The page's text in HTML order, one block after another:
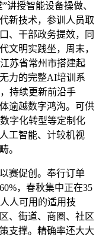
授智能设备操做、
新技术，参训人员取
、干部政务提效，同
文明实践坐，周末，
苏省常州市搭建起
力的完整AI培训系
持续更新前沿手
逾越数字鸿沟。可供
字化转型等定制化
工智能、计较机视
。
赛促创。奉行订单
，春秋集中正在35
人可用的适用技
、街道、商圈、社区
支撑。精确率还大大